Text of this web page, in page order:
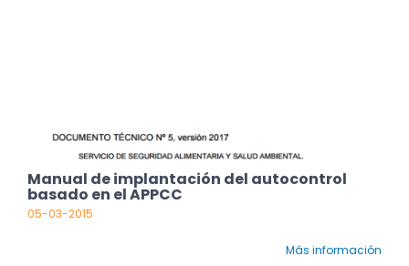
Manual de implantación del autocontrol
basado en el APPCC
05-03-2015
Más información